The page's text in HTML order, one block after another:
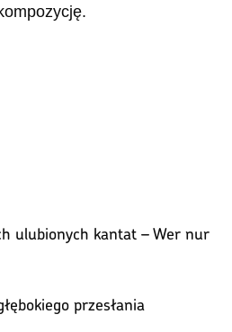
ulubionych kantat – Wer nur
przesłania